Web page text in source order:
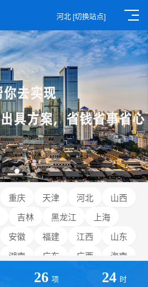
河北[切换站点]
重庆 天津 河北
山西
吉林 黑龙江
上海
安徽 福建 江西
山东
湖南 广东 广西
海南
陕西
青海
26 项
24 时